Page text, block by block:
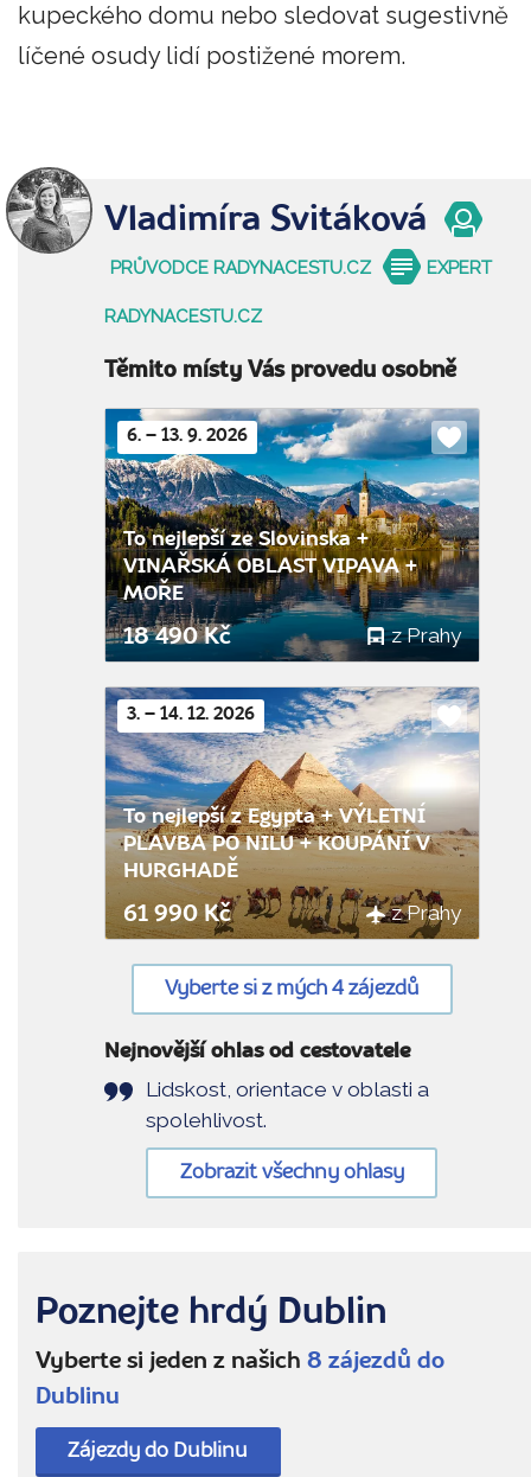
kupeckého domu nebo sledovat sugestivně
líčené osudy lidí postižené morem.
Vladimíra Svitáková
PRŮVODCE RADYNACESTU.CZ EXPERT
RADYNACESTU.CZ
Těmito místy Vás provedu osobně
6. – 13. 9. 2026
Do
oblíbených
To nejlepší ze Slovinska +
VINAŘSKÁ OBLAST VIPAVA +
MOŘE
18 490 Kč z Prahy
3. – 14. 12. 2026
Do
oblíbených
To nejlepší z Egypta + VÝLETNÍ
PLAVBA PO NILU + KOUPÁNÍ V
HURGHADĚ
61 990 Kč z Prahy
Vyberte si z mých 4 zájezdů
Nejnovější ohlas od cestovatele
Lidskost, orientace v oblasti a
spolehlivost.
Zobrazit všechny ohlasy
Poznejte hrdý Dublin
Vyberte si jeden z našich 8 zájezdů do
Dublinu
Zájezdy do Dublinu